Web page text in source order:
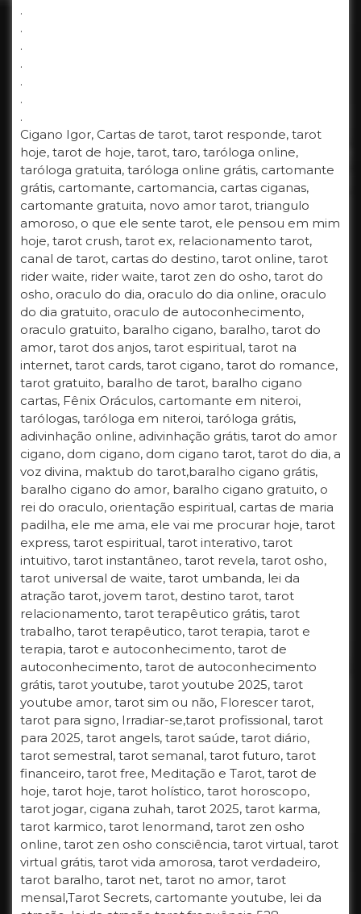
.
.
.
.
.
.
.
Cigano Igor, Cartas de tarot, tarot responde, tarot
hoje, tarot de hoje, tarot, taro, taróloga online,
taróloga gratuita, taróloga online grátis, cartomante
grátis, cartomante, cartomancia, cartas ciganas,
cartomante gratuita, novo amor tarot, triangulo
amoroso, o que ele sente tarot, ele pensou em mim
hoje, tarot crush, tarot ex, relacionamento tarot,
canal de tarot, cartas do destino, tarot online, tarot
rider waite, rider waite, tarot zen do osho, tarot do
osho, oraculo do dia, oraculo do dia online, oraculo
do dia gratuito, oraculo de autoconhecimento,
oraculo gratuito, baralho cigano, baralho, tarot do
amor, tarot dos anjos, tarot espiritual, tarot na
internet, tarot cards, tarot cigano, tarot do romance,
tarot gratuito, baralho de tarot, baralho cigano
cartas, Fênix Oráculos, cartomante em niteroi,
tarólogas, taróloga em niteroi, taróloga grátis,
adivinhação online, adivinhação grátis, tarot do amor
cigano, dom cigano, dom cigano tarot, tarot do dia, a
voz divina, maktub do tarot,baralho cigano grátis,
baralho cigano do amor, baralho cigano gratuito, o
rei do oraculo, orientação espiritual, cartas de maria
padilha, ele me ama, ele vai me procurar hoje, tarot
express, tarot espiritual, tarot interativo, tarot
intuitivo, tarot instantâneo, tarot revela, tarot osho,
tarot universal de waite, tarot umbanda, lei da
atração tarot, jovem tarot, destino tarot, tarot
relacionamento, tarot terapêutico grátis, tarot
trabalho, tarot terapêutico, tarot terapia, tarot e
terapia, tarot e autoconhecimento, tarot de
autoconhecimento, tarot de autoconhecimento
grátis, tarot youtube, tarot youtube 2025, tarot
youtube amor, tarot sim ou não, Florescer tarot,
tarot para signo, Irradiar-se,tarot profissional, tarot
para 2025, tarot angels, tarot saúde, tarot diário,
tarot semestral, tarot semanal, tarot futuro, tarot
financeiro, tarot free, Meditação e Tarot, tarot de
hoje, tarot hoje, tarot holístico, tarot horoscopo,
tarot jogar, cigana zuhah, tarot 2025, tarot karma,
tarot karmico, tarot lenormand, tarot zen osho
online, tarot zen osho consciência, tarot virtual, tarot
virtual grátis, tarot vida amorosa, tarot verdadeiro,
tarot baralho, tarot net, tarot no amor, tarot
mensal,Tarot Secrets, cartomante youtube, lei da